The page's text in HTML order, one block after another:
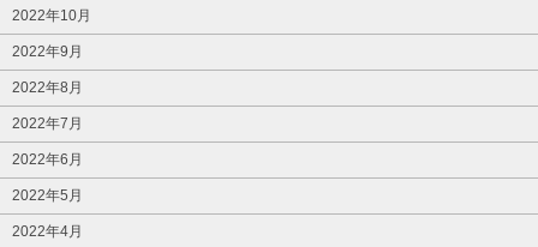
2022年10月
2022年9月
2022年8月
2022年7月
2022年6月
2022年5月
2022年4月